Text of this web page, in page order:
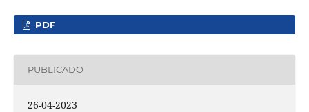
PDF
PUBLICADO
26-04-2023